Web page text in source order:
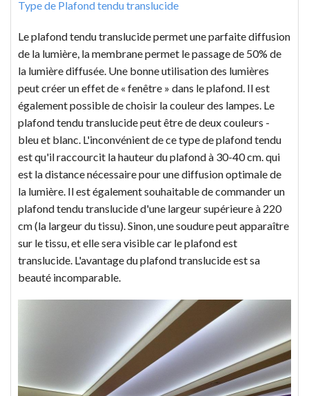
Type de Plafond tendu translucide
Le plafond tendu translucidepermet une parfaite diffusion
de la lumière, la membrane permet le passage de 50% de
la lumière diffusée. Une bonne utilisation des lumières
peut créer un effet de « fenêtre » dans le plafond. Il est
également possible de choisir la couleur des lampes. Le
plafond tendu translucide peut être de deux couleurs -
bleu et blanc. L'inconvénient de ce type de plafond tendu
est qu'il raccourcit la hauteur du plafond à 30-40 cm. qui
est la distance nécessaire pour une diffusion optimale de
la lumière. Il est également souhaitable de commander un
plafond tendu translucide d'une largeur supérieure à 220
cm (la largeur du tissu). Sinon, une soudure peut apparaître
sur le tissu, et elle sera visible car le plafond est
translucide. L'avantage du plafond translucide est sa
beauté incomparable.